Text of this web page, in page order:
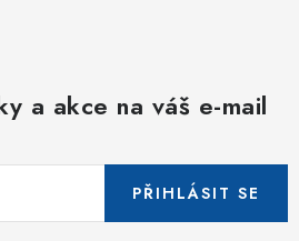
a akce na váš e-mail
PŘIHLÁSIT SE